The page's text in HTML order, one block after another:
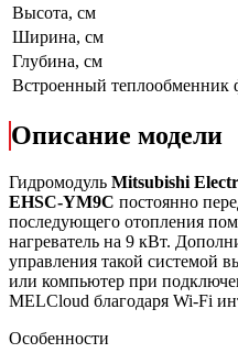
Высота, см
Ширина, см
Глубина, см
Встроенный теплообменник
Описание модели
Гидромодуль Mitsubishi
EHSC-YM9C постоянно
последующего отопления
нагреватель на 9 кВт.
управления такой системой
или компьютер при
MELCloud благодаря Wi-Fi
Особенности